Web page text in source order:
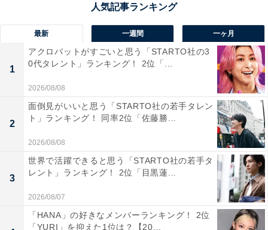
1位：開成高等学校／169票
文句なしの1位となったのは、全国屈指の名門校・開成
高等学校。東京大学への合格者数で毎年トップクラスの
実績を誇る同校は、「知性・自由・質実剛健」を重んじ
る教育方針で、勉強だけではなく学校行事の多くが生徒
によって自主的に運営されています。知名度・実績とも
に圧倒的で、「開成出身」と聞けば誰もが驚くのも納得
最新 一週間 一ヶ月
1
アクロバットがすごいと思う「STARTO社の3
0代タレント」ランキング！ 2位「...
2026/08/08
2
面倒見がいいと思う「STARTO社の若手タレン
ト」ランキング！ 同率2位「佐藤勝...
2026/08/08
3
世界で活躍できると思う「STARTO社の若手タ
レント」ランキング！ 2位「目黒蓮...
2026/08/07
「HANA」の好きなメンバーランキング！ 2位
「YURI」を抑えた1位は？【20...